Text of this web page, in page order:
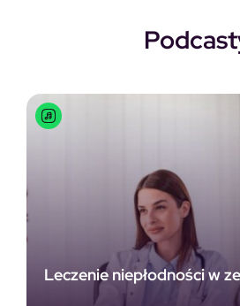
Leczenie niepłodności w